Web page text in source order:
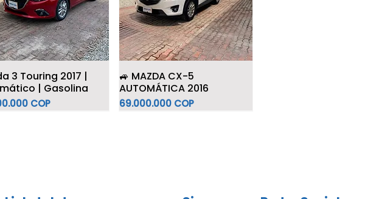
3 Touring 2017 |
| Gasolina
COP
🚙 MAZDA CX-5
AUTOMÁTICA 2016
Precio
69.000.000 COP